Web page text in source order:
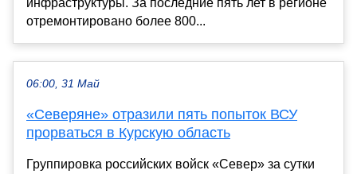
инфраструктуры. За последние пять лет в регионе
отремонтировано более 800...
06:00, 31 Май
«Северяне» отразили пять попыток ВСУ
прорваться в Курскую область
Группировка российских войск «Север» за сутки